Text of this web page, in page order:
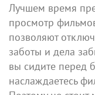
Лучшем время
просмотр
позволяют
заботы и дела
вы сидите перед
наслаждаетесь